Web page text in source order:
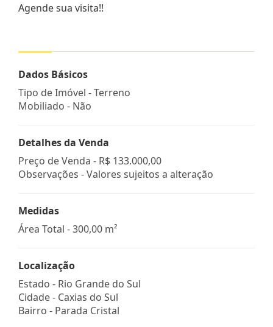
Agende sua visita!!
Dados Básicos
Tipo de Imóvel - Terreno
Mobiliado - Não
Detalhes da Venda
Preço de Venda - R$ 133.000,00
Observações - Valores sujeitos a alteração
Medidas
Área Total - 300,00 m²
Localização
Estado - Rio Grande do Sul
Cidade - Caxias do Sul
Bairro - Parada Cristal